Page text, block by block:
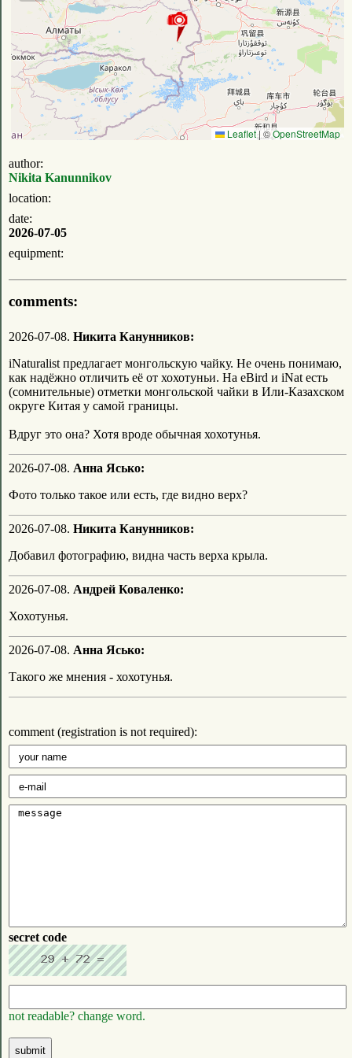
Leaflet|©OpenStreetMap
author:
Nikita Kanunnikov
location:
date:
2026-07-05
equipment:
comments:
2026-07-08. Никита Канунников:
iNaturalist предлагает монгольскую чайку. Не очень понимаю,
как надёжно отличить её от хохотуньи. На eBird и iNat есть
(сомнительные) отметки монгольской чайки в Или-Казахском
округе Китая у самой границы.
Вдруг это она? Хотя вроде обычная хохотунья.
2026-07-08. Анна Ясько:
Фото только такое или есть, где видно верх?
2026-07-08. Никита Канунников:
Добавил фотографию, видна часть верха крыла.
2026-07-08. Андрей Коваленко:
Хохотунья.
2026-07-08. Анна Ясько:
Такого же мнения - хохотунья.
comment (registration is not required):
secret code
not readable? change word.